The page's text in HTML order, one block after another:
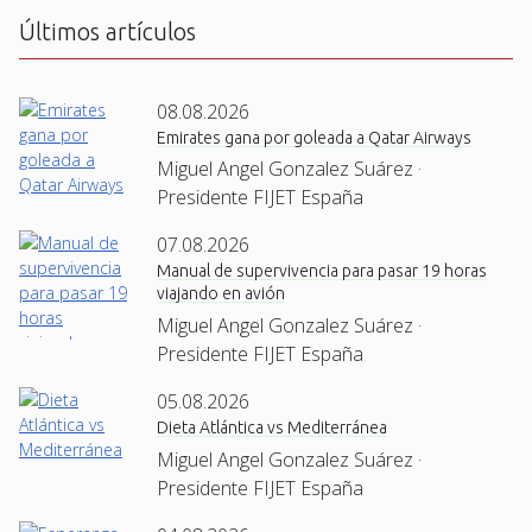
Últimos artículos
08.08.2026
Emirates gana por goleada a Qatar Airways
Miguel Angel Gonzalez Suárez ·
Presidente FIJET España
07.08.2026
Manual de supervivencia para pasar 19 horas
viajando en avión
Miguel Angel Gonzalez Suárez ·
Presidente FIJET España
05.08.2026
Dieta Atlántica vs Mediterránea
Miguel Angel Gonzalez Suárez ·
Presidente FIJET España